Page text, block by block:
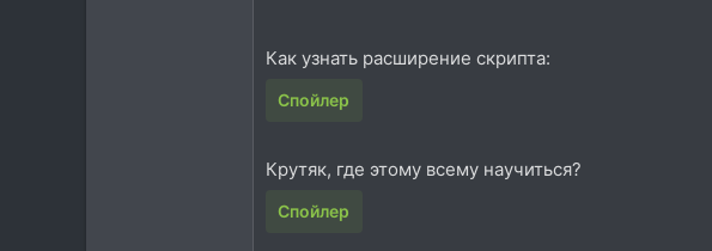
Как узнать расширение скрипта:
Спойлер
Крутяк, где этому всему научиться?
Спойлер